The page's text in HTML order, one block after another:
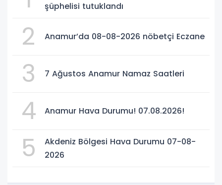
şüphelisi tutuklandı
2 Anamur’da 08-08-2026 nöbetçi Eczane
3 7 Ağustos Anamur Namaz Saatleri
4 Anamur Hava Durumu! 07.08.2026!
5
Akdeniz Bölgesi Hava Durumu 07-08-
2026